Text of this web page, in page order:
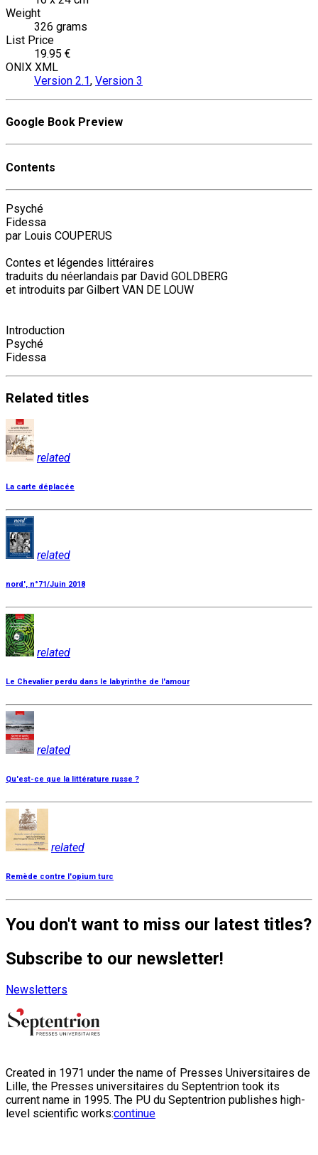
Weight
326 grams
List Price
19.95 €
ONIX XML
Version 2.1, Version 3
Google Book Preview
Contents
Psyché
Fidessa
par Louis COUPERUS
Contes et légendes littéraires
traduits du néerlandais par David GOLDBERG
et introduits par Gilbert VAN DE LOUW
Introduction
Psyché
Fidessa
Related titles
related
La carte déplacée
related
nord', n°71/Juin 2018
related
Le Chevalier perdu dans le labyrinthe de l'amour
related
Qu'est-ce que la littérature russe ?
related
Remède contre l'opium turc
You don't want to miss our latest titles?
Subscribe to our newsletter!
Newsletters
Created in 1971 under the name of Presses Universitaires de
Lille, the Presses universitaires du Septentrion took its
current name in 1995. The PU du Septentrion publishes high-
level scientific works:continue